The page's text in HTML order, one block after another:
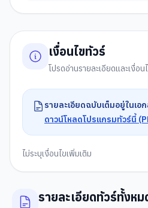
เงื่อนไขทัวร์
โปรดอ่านรายละเอียดและเงื่อ
รายละเอียดฉบับเต็มอยู่ในเอ
ดาวน์โหลดโปรแกรมทัวร์นี้
ไม่ระบุเงื่อนไขเพิ่มเติม
รายละเอียดทัวร์ทั้งห